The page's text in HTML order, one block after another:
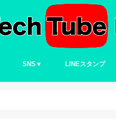
SNS▼
Twitter
LINEスタンプ